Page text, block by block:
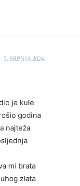
5. SRPNJA 2024.
je kule
godina
najteža
mi brata
zlata